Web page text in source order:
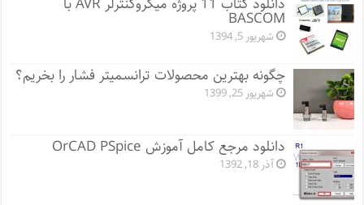
BASCOM
شهریور 5, 1394
چگونه بهترین محصولات ترانسمیتر فشار را بخریم؟
شهریور 25, 1399
دانلود مرجع کامل آموزش OrCAD PSpice
آذر 18, 1392